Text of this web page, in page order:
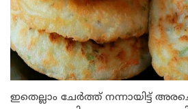
ഇതെല്ലാം ചേർത്ത് നന്നായിട്ട്